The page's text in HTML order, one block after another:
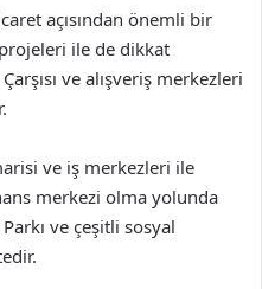
açısından önemli bir
ile de dikkat
ve alışveriş merkezleri
ve iş merkezleri ile
merkezi olma yolunda
ve çeşitli sosyal